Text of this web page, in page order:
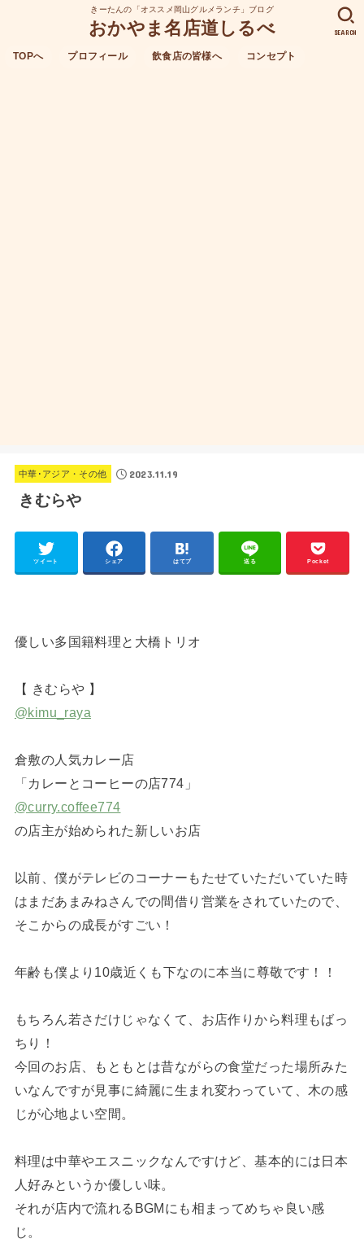
きーたんの「オススメ岡山グルメランチ」ブログ
おかやま名店道しるべ
TOPへ プロフィール 飲食店の皆様へ コンセプト
SEARCH
中華･アジア・その他 2023.11.19
きむらや
ツイート シェア はてブ 送る Pocket
優しい多国籍料理と大橋トリオ
【 きむらや 】
@kimu_raya
倉敷の人気カレー店
「カレーとコーヒーの店774」
@curry.coffee774
の店主が始められた新しいお店
以前、僕がテレビのコーナーもたせていただいていた時
はまだあまみねさんでの間借り営業をされていたので、
そこからの成長がすごい！
年齢も僕より10歳近くも下なのに本当に尊敬です！！
もちろん若さだけじゃなくて、お店作りから料理もばっ
ちり！
今回のお店、もともとは昔ながらの食堂だった場所みた
いなんですが見事に綺麗に生まれ変わっていて、木の感
じが心地よい空間。
料理は中華やエスニックなんですけど、基本的には日本
人好みというか優しい味。
それが店内で流れるBGMにも相まってめちゃ良い感
じ。